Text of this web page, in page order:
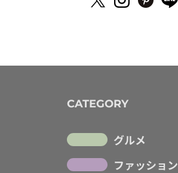
CATEGORY
グルメ
ファッション